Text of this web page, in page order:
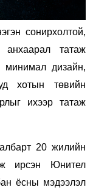
сонирхолтой,
анхаарал татаж
минимал дизайн,
хотын төвийн
ихээр татаж
20 жилийн
ирсэн Юнител
ёсны мэдээлэл